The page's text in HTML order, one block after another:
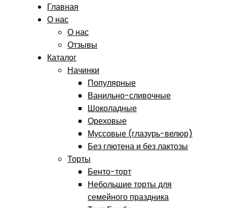
Главная
О нас
О нас
Отзывы
Каталог
Начинки
Популярные
Ванильно-сливочные
Шоколадные
Ореховые
Муссовые (глазурь-велюр)
Без глютена и без лактозы
Торты
Бенто-торт
Небольшие торты для
семейного праздника